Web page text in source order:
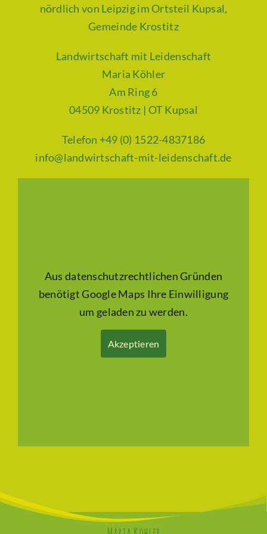
nördlich von Leipzig im Ortsteil Kupsal,
Gemeinde Krostitz
Landwirtschaft mit Leidenschaft
Maria Köhler
Am Ring 6
04509 Krostitz | OT Kupsal
Telefon +49 (0) 1522-4837186
info@landwirtschaft-mit-leidenschaft.de
Aus datenschutzrechtlichen Gründen
benötigt Google Maps Ihre Einwilligung
um geladen zu werden.
Akzeptieren